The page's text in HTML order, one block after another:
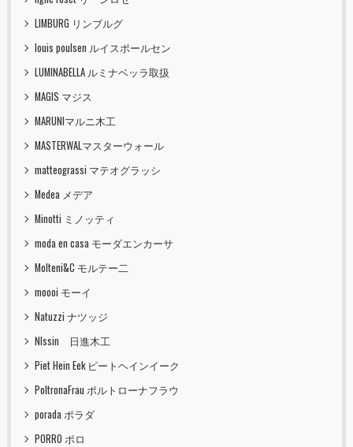
LIMBURG リンブルグ
louis poulsen ルイスポールセン
LUMINABELLA ルミナベッラ取扱
MAGIS マジス
MARUNIマルニ木工
MASTERWALマスターウォール
matteograssi マテオグラッシ
Medea メデア
Minotti ミノッティ
moda en casa モーダエンカーサ
Molteni&C モルテー二
moooi モーイ
Natuzzi ナツッジ
NIssin 日進木工
Piet Hein Eek ピートヘインイーク
PoltronaFrau ポルトローナフラウ
porada ポラダ
PORRO ポロ